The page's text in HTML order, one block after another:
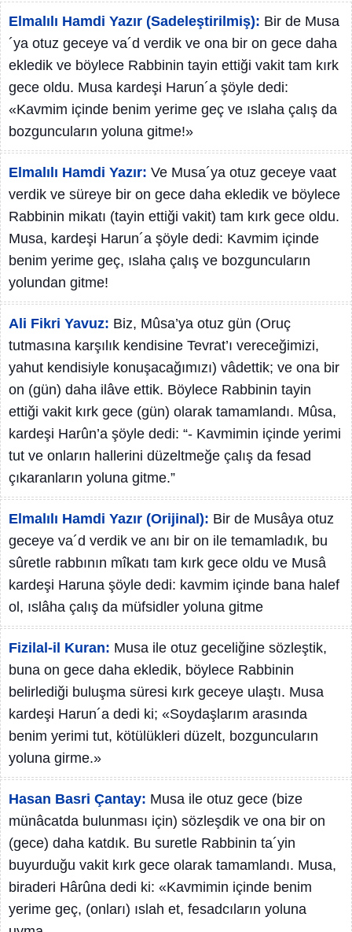
Elmalılı Hamdi Yazır (Sadeleştirilmiş): Bir de Musa
´ya otuz geceye va´d verdik ve ona bir on gece daha
ekledik ve böylece Rabbinin tayin ettiği vakit tam kırk
gece oldu. Musa kardeşi Harun´a şöyle dedi:
«Kavmim içinde benim yerime geç ve ıslaha çalış da
bozguncuların yoluna gitme!»
Elmalılı Hamdi Yazır: Ve Musa´ya otuz geceye vaat
verdik ve süreye bir on gece daha ekledik ve böylece
Rabbinin mikatı (tayin ettiği vakit) tam kırk gece oldu.
Musa, kardeşi Harun´a şöyle dedi: Kavmim içinde
benim yerime geç, ıslaha çalış ve bozguncuların
yolundan gitme!
Ali Fikri Yavuz: Biz, Mûsa’ya otuz gün (Oruç
tutmasına karşılık kendisine Tevrat’ı vereceğimizi,
yahut kendisiyle konuşacağımızı) vâdettik; ve ona bir
on (gün) daha ilâve ettik. Böylece Rabbinin tayin
ettiği vakit kırk gece (gün) olarak tamamlandı. Mûsa,
kardeşi Harûn’a şöyle dedi: “- Kavmimin içinde yerimi
tut ve onların hallerini düzeltmeğe çalış da fesad
çıkaranların yoluna gitme.”
Elmalılı Hamdi Yazır (Orijinal): Bir de Musâya otuz
geceye va´d verdik ve anı bir on ile temamladık, bu
sûretle rabbının mîkatı tam kırk gece oldu ve Musâ
kardeşi Haruna şöyle dedi: kavmim içinde bana halef
ol, ıslâha çalış da müfsidler yoluna gitme
Fizilal-il Kuran: Musa ile otuz geceliğine sözleştik,
buna on gece daha ekledik, böylece Rabbinin
belirlediği buluşma süresi kırk geceye ulaştı. Musa
kardeşi Harun´a dedi ki; «Soydaşlarım arasında
benim yerimi tut, kötülükleri düzelt, bozguncuların
yoluna girme.»
Hasan Basri Çantay: Musa ile otuz gece (bize
münâcatda bulunması için) sözleşdik ve ona bir on
(gece) daha katdık. Bu suretle Rabbinin ta´yin
buyurduğu vakit kırk gece olarak tamamlandı. Musa,
biraderi Hârûna dedi ki: «Kavmimin içinde benim
yerime geç, (onları) ıslah et, fesadcıların yoluna